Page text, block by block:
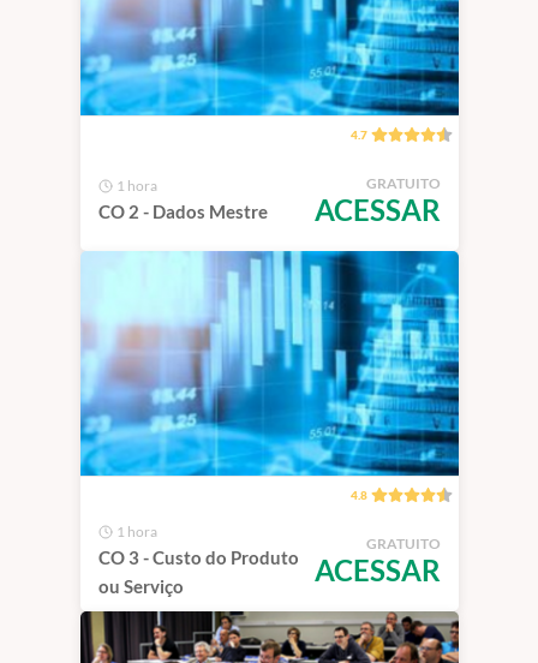
4.7
1 hora
CO 2 - Dados Mestre
GRATUITO
ACESSAR
4.8
1 hora
CO 3 - Custo do Produto
ou Serviço
GRATUITO
ACESSAR